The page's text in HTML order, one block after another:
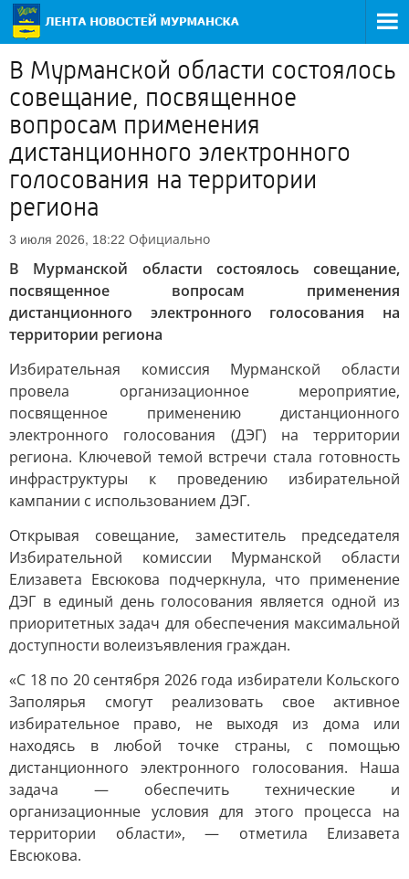
В Мурманской области состоялось
совещание, посвященное
вопросам применения
дистанционного электронного
голосования на территории
региона
3 июля 2026, 18:22 Официально
В Мурманской области состоялось совещание,
посвященное вопросам применения
дистанционного электронного голосования на
территории региона
Избирательная комиссия Мурманской области
провела организационное мероприятие,
посвященное применению дистанционного
электронного голосования (ДЭГ) на территории
региона. Ключевой темой встречи стала готовность
инфраструктуры к проведению избирательной
кампании с использованием ДЭГ.
Открывая совещание, заместитель председателя
Избирательной комиссии Мурманской области
Елизавета Евсюкова подчеркнула, что применение
ДЭГ в единый день голосования является одной из
приоритетных задач для обеспечения максимальной
доступности волеизъявления граждан.
«С 18 по 20 сентября 2026 года избиратели Кольского
Заполярья смогут реализовать свое активное
избирательное право, не выходя из дома или
находясь в любой точке страны, с помощью
дистанционного электронного голосования. Наша
задача — обеспечить технические и
организационные условия для этого процесса на
территории области», — отметила Елизавета
Евсюкова.